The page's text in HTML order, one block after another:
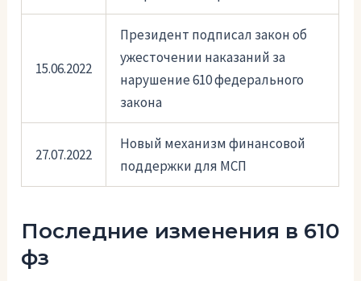
15.06.2022
Президент подписал закон об
ужесточении наказаний за
нарушение 610 федерального
закона
27.07.2022
Новый механизм финансовой
поддержки для МСП
Последние изменения в 610
фз